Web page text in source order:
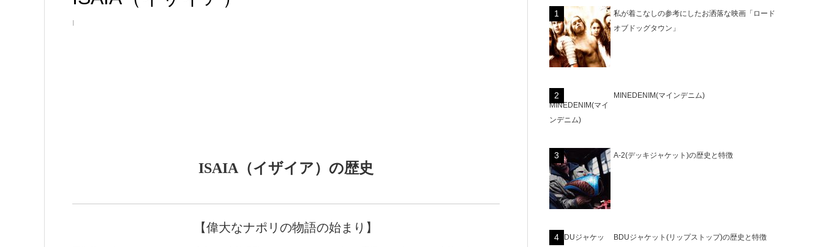
I
ISAIA（イザイア）の歴史
【偉大なナポリの物語の始まり】
私が着こなしの参考にしたお洒落な映画「ロード
オブドッグタウン」
MINEDENIM(マインデニム)
A-2(デッキジャケット)の歴史と特徴
BDUジャケット(リップストップ)の歴史と特徴